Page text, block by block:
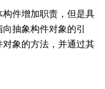
件增加职责，但是具
抽象构件对象的引
象的方法，并通过其